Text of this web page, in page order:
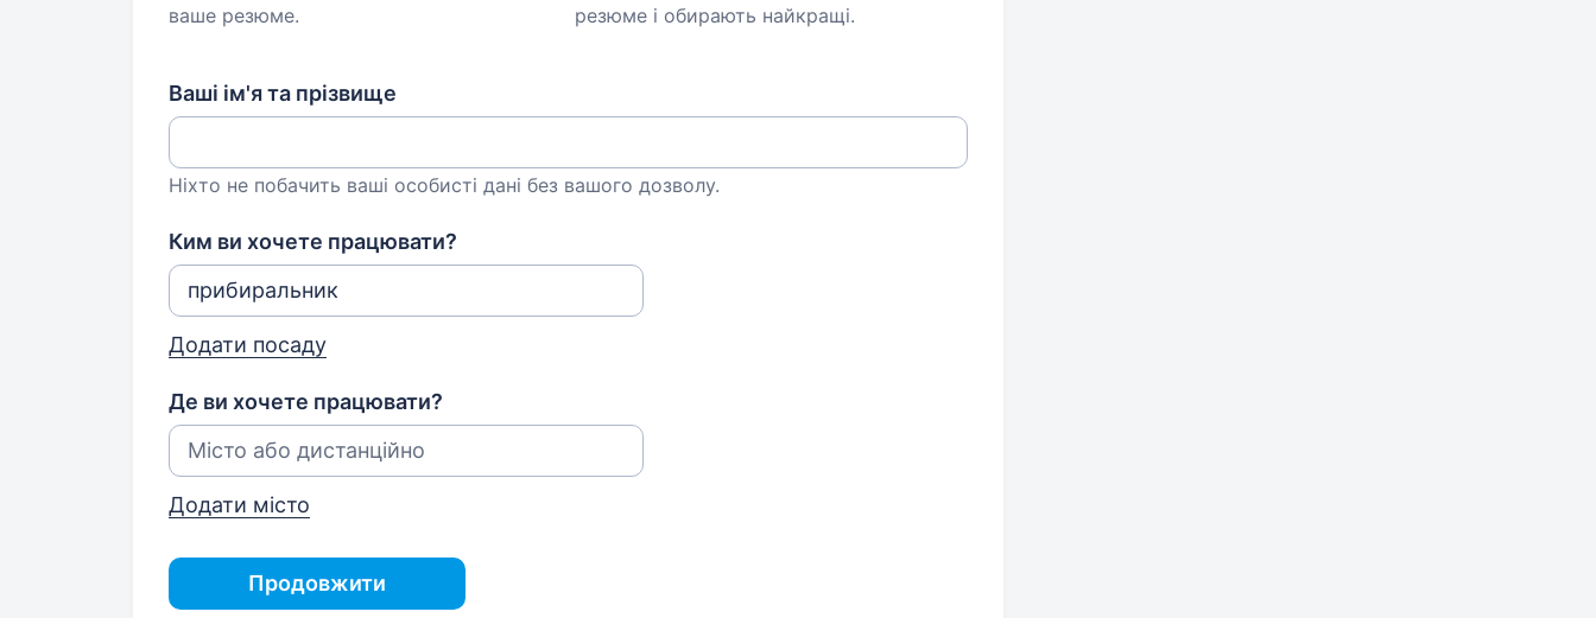
ваше резюме.
резюме і обирають найкращі.
Ваші ім'я та прізвище
Ніхто не побачить ваші особисті дані без вашого дозволу.
Ким ви хочете працювати?
Додати посаду
Де ви хочете працювати?
Додати місто
Продовжити